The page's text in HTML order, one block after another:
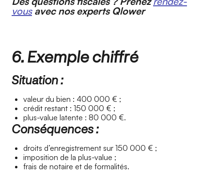
vousavec nos experts Qlower
6. Exemple chiffré
Situation :
valeur du bien : 400 000 € ;
crédit restant : 150 000 € ;
plus-value latente : 80 000 €.
Conséquences :
droits d’enregistrement sur 150 000 € ;
imposition de la plus-value ;
frais de notaire et de formalités.